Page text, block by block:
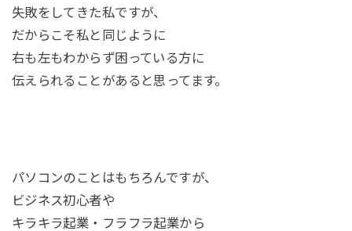
失敗をしてきた私ですが、
だからこそ私と同じように
右も左もわからず困っている方に
伝えられることがあると思ってます。
パソコンのことはもちろんですが、
ビジネス初心者や
キラキラ起業・フラフラ起業から